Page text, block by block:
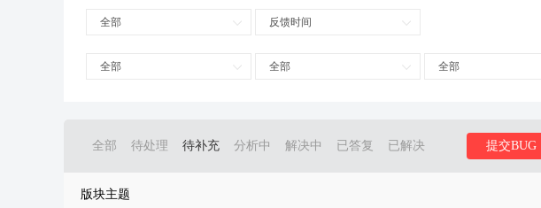
全部 反馈时间
全部 全部 全部
全部 待处理 待补充 分析中 解决中 已答复 已解决 提交BUG
版块主题